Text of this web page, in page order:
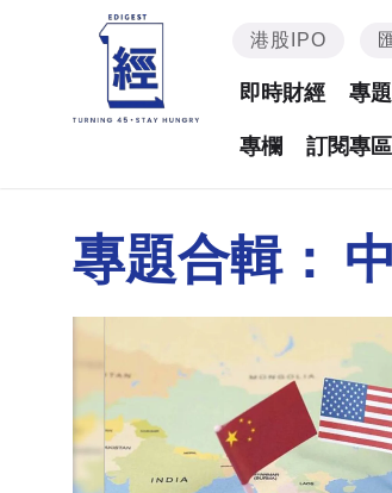
港股IPO
即時財經 專題
專欄 訂閱專區
專題合輯：